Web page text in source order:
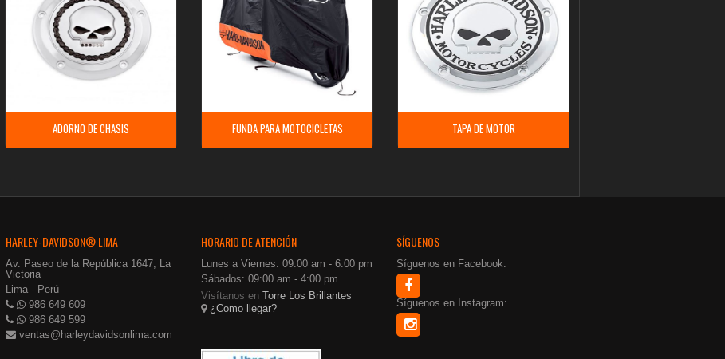
ADORNO DE CHASIS FUNDA PARA MOTOCICLETAS TAPA DE MOTOR
HARLEY-DAVIDSON® LIMA
Av. Paseo de la República 1647, La
Victoria
Lima - Perú
986 649 609
986 649 599
ventas@harleydavidsonlima.com
HORARIO DE ATENCIÓN
Lunes a Viernes: 09:00 am - 6:00 pm
Sábados: 09:00 am - 4:00 pm
Visítanos en Torre Los Brillantes
¿Como llegar?
SÍGUENOS
Síguenos en Facebook:
Síguenos en Instagram: